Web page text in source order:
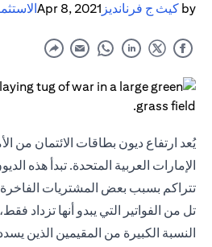
by كيث ج فرنانديز Apr 8, 2021
يُعد ارتفاع ديون بطاقات الائتمان من
الإمارات العربية المتحدة. تبدأ هذه
تتراكم بسبب بعض المشتريات
تل من الفواتير التي يبدو أنها تزداد
النسبة الكبيرة من المقيمين الذين